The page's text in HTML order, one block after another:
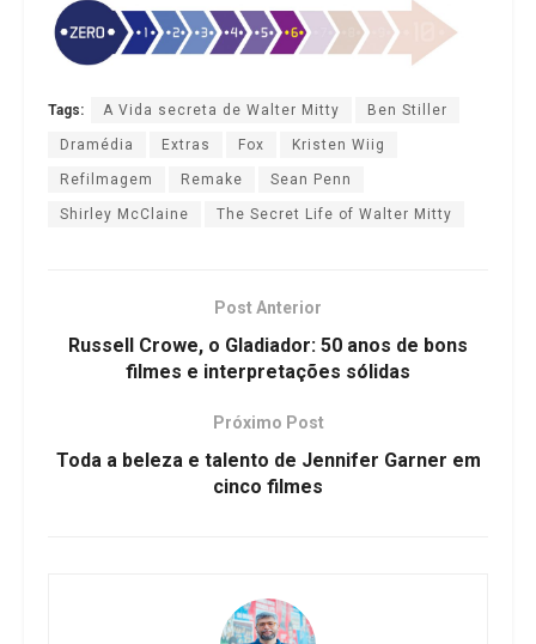
Tags: A Vida secreta de Walter Mitty Ben Stiller
Dramédia Extras Fox Kristen Wiig
Refilmagem Remake Sean Penn
Shirley McClaine The Secret Life of Walter Mitty
Post Anterior
Russell Crowe, o Gladiador: 50 anos de bons
filmes e interpretações sólidas
Próximo Post
Toda a beleza e talento de Jennifer Garner em
cinco filmes